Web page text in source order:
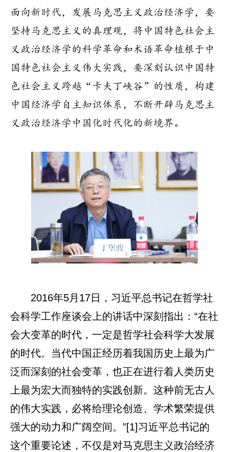
面向新时代，发展马克思主义政治经济学，要
坚持马克思主义的真理观，将中国特色社会主
义政治经济学的科学革命和术语革命植根于中
国特色社会主义伟大实践，要深刻认识中国特
色社会主义跨越“卡夫丁峡谷”的性质，构建
中国经济学自主知识体系，不断开辟马克思主
义政治经济学中国化时代化的新境界。
2016年5月17日，习近平总书记在哲学社
会科学工作座谈会上的讲话中深刻指出：“在社
会大变革的时代，一定是哲学社会科学大发展
的时代。当代中国正经历着我国历史上最为广
泛而深刻的社会变革，也正在进行着人类历史
上最为宏大而独特的实践创新。这种前无古人
的伟大实践，必将给理论创造、学术繁荣提供
强大的动力和广阔空间。”[1]习近平总书记的
这个重要论述，不仅是对马克思主义政治经济